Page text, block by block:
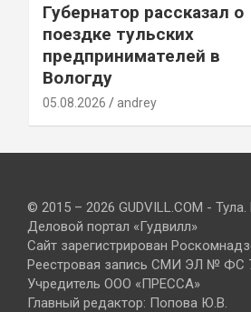
Губернатор рассказал о
поездке тульских
предпринимателей в
Вологду
05.08.2026 andrey
© 2015 – 2026 GUDVILL.COM -
Деловой портал «Гудвилл»
Сайт зарегистрирован
Реестровая запись СМИ ЭЛ № ФС
Учредитель ООО «ПРЕССА»
Главный редактор: Попова Ю.В.